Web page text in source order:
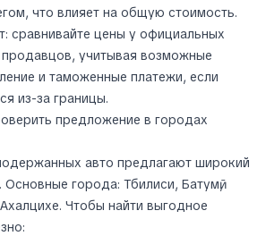
что влияет на общую стоимость.
сравнивайте цены у официальных
учитывая возможные
и таможенные платежи, если
из-за границы.
предложение в городах
авто предлагают широкий
города: Тбилиси, Батумӣ,
Чтобы найти выгодное